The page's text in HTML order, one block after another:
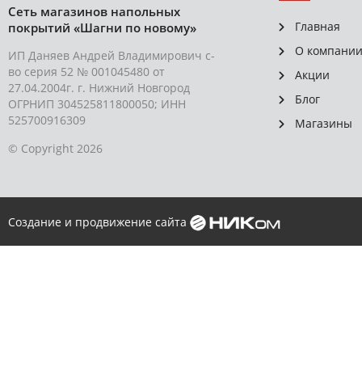
Сеть магазинов напольных
покрытий «Шагни по новому»
ИП Даняев Андрей Владимирович с-
во серия 52 № 001045480 от
27.04.2004г. г. Нижний Новгород
ОГРНИП 304525811800050; ИНН
525700916309
© Copyright 2026
Главная
О компании
Акции
Блог
Магазины
Создание и продвижение сайта